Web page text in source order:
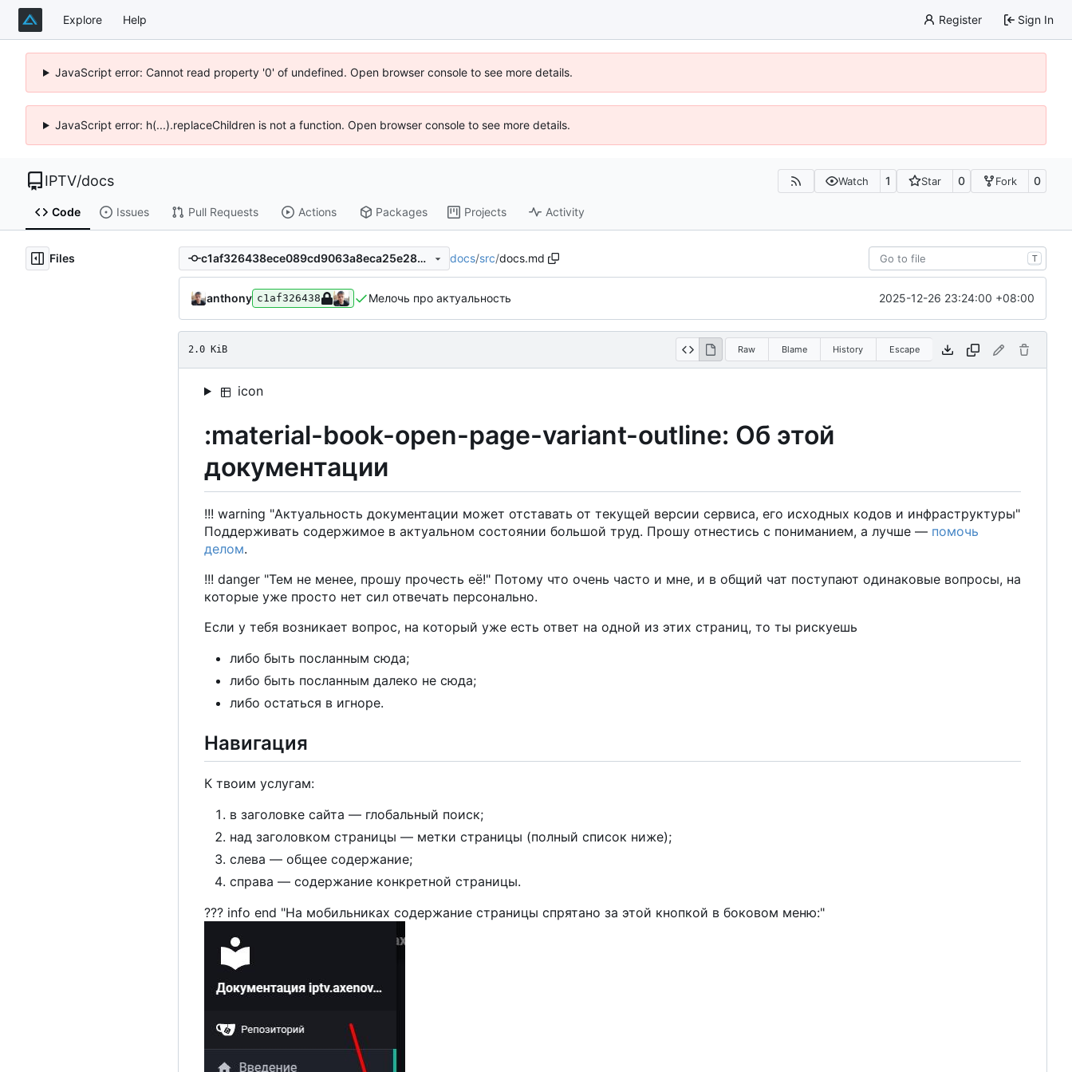
Explore Help Register Sign In
JavaScript error: Cannot read property '0' of undefined. Open browser console to see more details.
JavaScript error: h(...).replaceChildren is not a function. Open browser console to see more details.
IPTV/docs Watch 1 Star 0 Fork 0
Code Issues Pull Requests Actions Packages Projects Activity
Files c1af326438ece089cd9063a8eca25e288422577b docs/src/docs.md T
anthony c1af326438 Мелочь про актуальность 2025-12-26 23:24:00 +08:00
2.0 KiB Raw Blame History Escape
icon
:material-book-open-page-variant-outline: Об этой
документации
!!! warning "Актуальность документации может отставать от текущей версии сервиса, его исходных кодов и инфраструктуры"
Поддерживать содержимое в актуальном состоянии большой труд. Прошу отнестись с пониманием, а лучше — помочь
делом.
!!! danger "Тем не менее, прошу прочесть её!" Потому что очень часто и мне, и в общий чат поступают одинаковые вопросы, на
которые уже просто нет сил отвечать персонально.
Если у тебя возникает вопрос, на который уже есть ответ на одной из этих страниц, то ты рискуешь
либо быть посланным сюда;
либо быть посланным далеко не сюда;
либо остаться в игноре.
Навигация
К твоим услугам:
в заголовке сайта — глобальный поиск;
над заголовком страницы — метки страницы (полный список ниже);
слева — общее содержание;
справа — содержание конкретной страницы.
??? info end "На мобильниках содержание страницы спрятано за этой кнопкой в боковом меню:"